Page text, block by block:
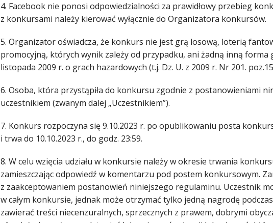
4. Facebook nie ponosi odpowiedzialności za prawidłowy przebieg
z konkursami należy kierować wyłącznie do Organizatora konkursów.
5. Organizator oświadcza, że konkurs nie jest grą losową, loterią
promocyjną, których wynik zależy od przypadku, ani żadną inną
listopada 2009 r. o grach hazardowych (t.j. Dz. U. z 2009 r. Nr 201.
6. Osoba, która przystąpiła do konkursu zgodnie z postanowieniami
uczestnikiem (zwanym dalej „Uczestnikiem”).
7. Konkurs rozpoczyna się 9.10.2023 r. po opublikowaniu posta
i trwa do 10.10.2023 r., do godz. 23:59.
8. W celu wzięcia udziału w konkursie należy w okresie trwania
zamieszczając odpowiedź w komentarzu pod postem konkursowym.
z zaakceptowaniem postanowień niniejszego regulaminu. Uczestnik
w całym konkursie, jednak może otrzymać tylko jedną nagrodę
zawierać treści niecenzuralnych, sprzecznych z prawem, dobrymi